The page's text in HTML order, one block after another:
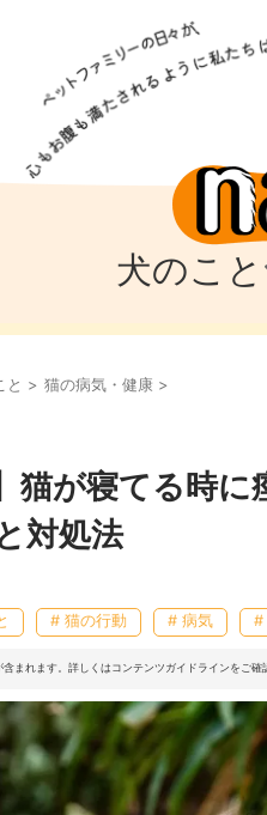
犬のこと
犬のアイテム
猫のアイテム
ード
と > 猫の病気・健康 >
猫が寝てる時
対処法
# 猫の行動 # 病気 #
まれます。詳しくはコンテンツガイドラインをご確